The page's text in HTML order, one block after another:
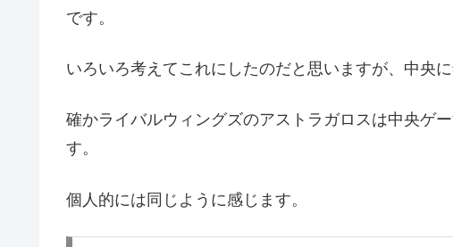
です。
いろいろ考えてこれにしたのだと思いますが、中央
確かライバルウィングズのアストラガロスは中央ゲ
す。
個人的には同じように感じます。